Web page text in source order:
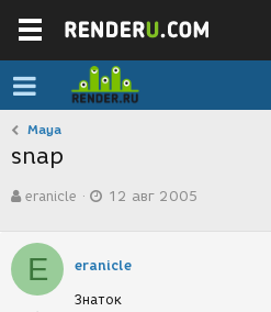
Maya
snap
в
о
р
т
е
eranicle
а
с
з
12 авг 2005
E eranicle
Знаток